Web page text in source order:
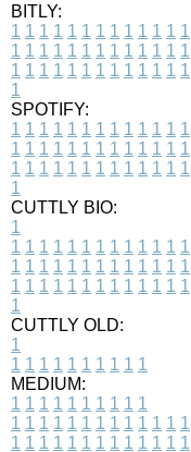
BITLY:
1 1 1 1 1 1 1 1 1 1 1 1 1
1 1 1 1 1 1 1 1 1 1 1 1 1
1 1 1 1 1 1 1 1 1 1 1 1 1
1
SPOTIFY:
1 1 1 1 1 1 1 1 1 1 1 1 1
1 1 1 1 1 1 1 1 1 1 1 1 1
1 1 1 1 1 1 1 1 1 1 1 1 1
1
CUTTLY BIO:
1
1 1 1 1 1 1 1 1 1 1 1 1 1
1 1 1 1 1 1 1 1 1 1 1 1 1
1 1 1 1 1 1 1 1 1 1 1 1 1
1
CUTTLY OLD:
1
1 1 1 1 1 1 1 1 1 1
MEDIUM:
1 1 1 1 1 1 1 1 1 1
1 1 1 1 1 1 1 1 1 1 1 1 1
1 1 1 1 1 1 1 1 1 1 1 1 1